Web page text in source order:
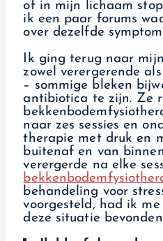
of in mijn lichaam
ik een paar forums
over dezelfde
Ik ging terug naar
zowel verergerende
– sommige bleken
antibiotica te zijn. Ze
naar zes sessies en
therapie met druk en
buitenaf en van
verergerde na elke
behandeling voor
voorgesteld, had ik
deze situatie